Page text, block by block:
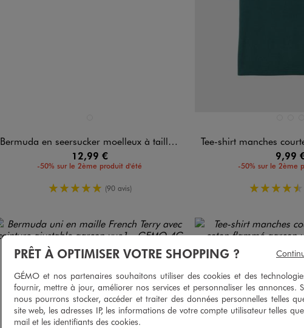
Bermuda en seersucker moelleux à taille élastiquée garçon
12,99 €
-50% sur le 2ème produit d'été
5/5 de moyenne
(90 avis)
Tee-shirt manches courtes oversize en
9,99
-50% sur le 2ème
4.5/5
PRÊT À OPTIMISER VOTRE SHOPPING ?
GÉMO et nos partenaires souhaitons utiliser des cookies et des
fournir, mettre à jour, améliorer nos services et personnaliser les annonces.
nous pourrons stocker, accéder et traiter des données personnelles telles
site web, les adresses IP, les informations de votre compte utilisateur telles
mail et les identifiants des cookies.